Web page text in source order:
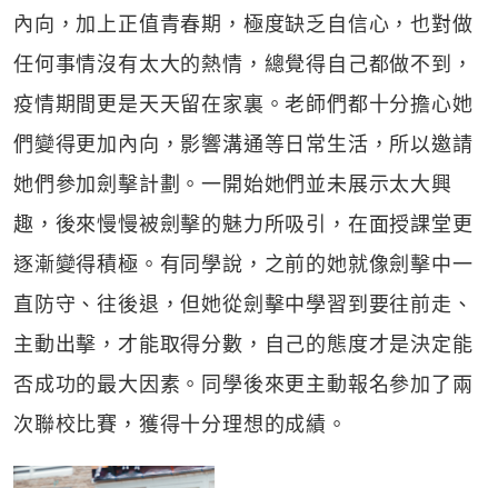
內向，加上正值青春期，極度缺乏自信心，也對做
任何事情沒有太大的熱情，總覺得自己都做不到，
疫情期間更是天天留在家裏。老師們都十分擔心她
們變得更加內向，影響溝通等日常生活，所以邀請
她們參加劍擊計劃。一開始她們並未展示太大興
趣，後來慢慢被劍擊的魅力所吸引，在面授課堂更
逐漸變得積極。有同學說，之前的她就像劍擊中一
直防守、往後退，但她從劍擊中學習到要往前走、
主動出擊，才能取得分數，自己的態度才是決定能
否成功的最大因素。同學後來更主動報名參加了兩
次聯校比賽，獲得十分理想的成績。